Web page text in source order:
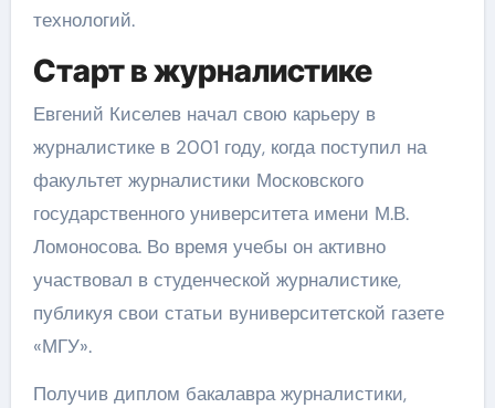
технологий.
Старт в журналистике
Евгений Киселев начал свою карьеру в
журналистике в 2001 году, когда поступил на
факультет журналистики Московского
государственного университета имени М.В.
Ломоносова. Во время учебы он активно
участвовал в студенческой журналистике,
публикуя свои статьи вуниверситетской газете
«МГУ».
Получив диплом бакалавра журналистики,